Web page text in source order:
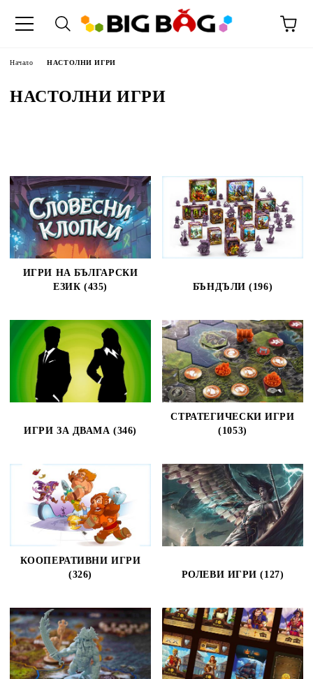
Начало НАСТОЛНИ ИГРИ
НАСТОЛНИ ИГРИ
ИГРИ НА БЪЛГАРСКИ
ЕЗИК (435)
БЪНДЪЛИ (196)
ИГРИ ЗА ДВАМА (346)
СТРАТЕГИЧЕСКИ ИГРИ
(1053)
КООПЕРАТИВНИ ИГРИ
(326)
РОЛЕВИ ИГРИ (127)